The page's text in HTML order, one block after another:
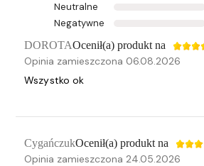
Neutralne
Negatywne
DOROTAOcenił(a) produkt na
Opinia zamieszczona 06.08.2026
Wszystko ok
CygańczukOcenił(a) produkt na
Opinia zamieszczona 24.05.2026